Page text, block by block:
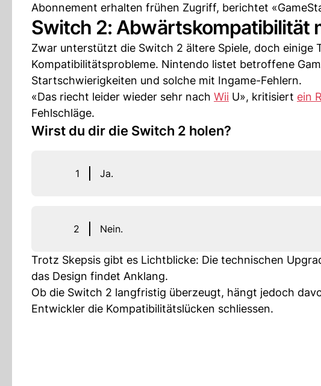
Abonnement erhalten frühen Zugriff, berichtet
Switch 2: Abwärtskompatibilität
Zwar unterstützt die Switch 2 ältere Spiele, doch einige
Kompatibilitätsprobleme. Nintendo listet betroffene
Startschwierigkeiten und solche mit Ingame-Fehlern.
«Das riecht leider wieder sehr nach Wii U», kritisiert ein
Fehlschläge.
Wirst du dir die Switch 2 holen?
1 Ja.
2 Nein.
Trotz Skepsis gibt es Lichtblicke: Die technischen
das Design findet Anklang.
Ob die Switch 2 langfristig überzeugt, hängt jedoch
Entwickler die Kompatibilitätslücken schliessen.